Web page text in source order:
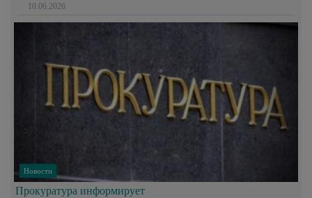
10.06.2026
Новости
Прокуратура информирует